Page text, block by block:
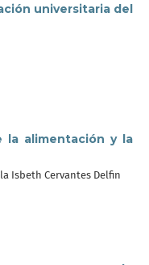
universitaria del
la alimentación y la
Isbeth Cervantes Delfin